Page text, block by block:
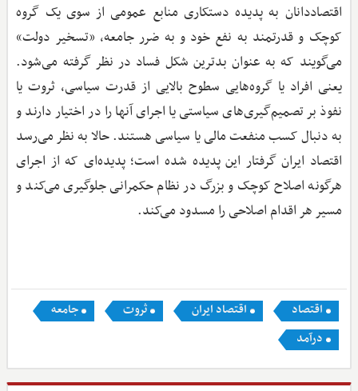
اقتصاددانان به پدیده دستکاری منابع عمومی از سوی یک گروه
کوچک و قدرتمند به نفع خود و به ضرر جامعه، «تسخیر دولت»
می‌گویند که به عنوان بدترین شکل فساد در نظر گرفته می‌شود.
یعنی افراد یا گروه‌هایی سطوح بالایی از قدرت سیاسی، ثروت یا
نفوذ بر تصمیم‌گیری‌های سیاستی یا اجرای آنها را در اختیار دارند و
به دنبال کسب منفعت مالی یا سیاسی هستند. حالا به نظر می‌رسد
اقتصاد ایران گرفتار این پدیده شده است؛ پدیده‌ای که از اجرای
هرگونه اصلاح کوچک و بزرگ در نظام حکمرانی جلوگیری می‌کند و
مسیر هر اقدام اصلاحی را مسدود می‌کند.
اقتصاد اقتصاد ایران ثروت
جامعه
درآمد